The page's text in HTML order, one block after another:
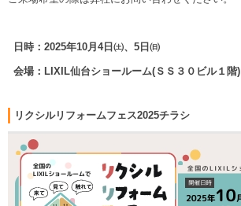
日時：2025年10月4日㈯、5日㈰
会場：LIXIL仙台ショールーム(ＳＳ３０ビル１階)
リクシルリフォームフェス2025チラシ